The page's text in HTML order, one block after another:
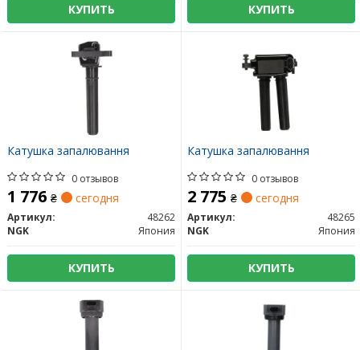
КУПИТЬ КУПИТЬ
Катушка запалювання
0 отзывов
1 776 ₴ сегодня
Артикул:
48262
NGK
Япония
КУПИТЬ
Катушка запалювання
0 отзывов
2 775 ₴ сегодня
Артикул:
48265
NGK
Япония
КУПИТЬ